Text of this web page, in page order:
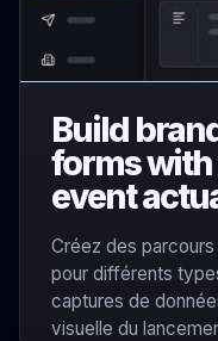
Build
forms
event
Créez des
pour différents
captures de
visuelle du